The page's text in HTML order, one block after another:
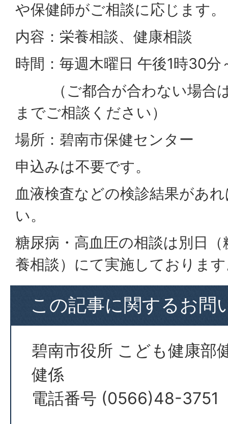
や保健師がご相談に応じます。
内容：栄養相談、健康相談
時間：毎週木曜日 午後1時30分
（ご都合が合わない場合は
までご相談ください）
場所：碧南市保健センター
申込みは不要です。
血液検査などの検診結果があ
い。
糖尿病・高血圧の相談は別日
養相談）にて実施しておりま
この記事に関するお問
碧南市役所 こども健康部
健係
電話番号 (0566)48-3751